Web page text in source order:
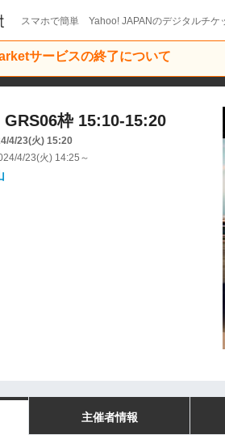
スマホで簡単 Yahoo! JAPANのデジタルチケ
サービスの終了について
枠 15:10-15:20
4/23(火) 15:20
4/23(火) 14:25～
主催者情報